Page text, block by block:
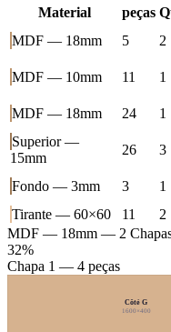
Material peças
MDF — 18mm
5 2
MDF — 10mm 11 1
MDF — 18mm 24 1
Superior —
15mm
26 3
Fondo — 3mm 3 1
Tirante — 60×60
11 2
MDF — 18mm — 2
32%
Chapa 1 — 4 peças
Côté G
1600×400